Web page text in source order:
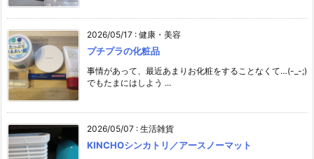
2026/05/17 : 健康・美容
プチプラの化粧品
事情があって、最近あまりお化粧をすることなくて…(-_-;)
でもたまにはしよう ...
2026/05/07 : 生活雑貨
KINCHOシンカトリ／アースノーマット